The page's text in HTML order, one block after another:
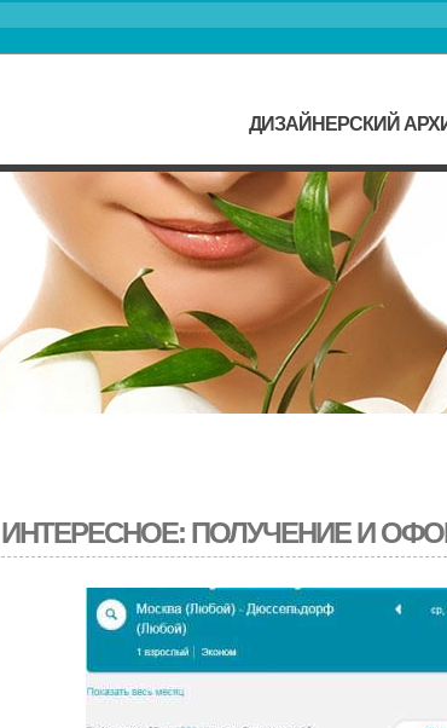
ДИЗАЙНЕРСКИЙ
ИНТЕРЕСНОЕ: ПОЛУЧЕНИЕ И